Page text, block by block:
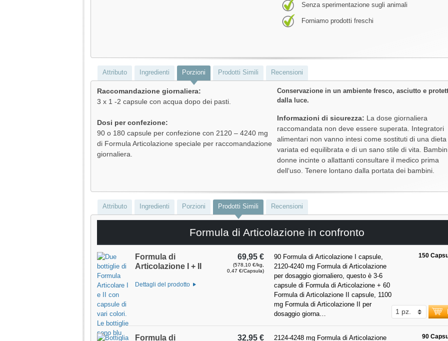
Senza sperimentazione sugli animali
Forniamo prodotti freschi
Attributo Ingredienti Porzioni Prodotti Simili Recensioni
Raccomandazione giornaliera:
3 x 1 -2 capsule con acqua dopo dei pasti.
Dosi per confezione:
90 o 180 capsule per confezione con 2120 – 4240 mg
di Formula Articolazione speciale per raccomandazione
giornaliera.
Conservazione in un ambiente fresco, asciutto e
dalla luce.
Informazioni di sicurezza: La dose giornaliera
raccomandata non deve essere superata. Integratori
alimentari non vanno intesi come sostituti di una dieta
variata ed equilibrata e di un sano stile di vita.
donne incinte o allattanti consultare il medico prima
dell‘uso. Tenere lontano dalla portata dei bambini.
Attributo Ingredienti Porzioni Prodotti Simili Recensioni
Formula di Articolazione in confronto
Formula di
Articolazione I + II
Dettagli del prodotto
69,95 €
(578,10 €/kg,
0,47 €/Capsula)
90 Formula di Articolazione I capsule,
2120-4240 mg Formula di Articolazione
per dosaggio giornaliero, questo è 3-6
capsule di Formula di Articolazione + 60
Formula di Articolazione II capsule, 1100
mg Formula di Articolazione II per
dosaggio giorna…
150
Formula di 32,95 € 2124-4248 mg Formula di Articolazione 90